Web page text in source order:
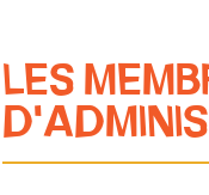
LES